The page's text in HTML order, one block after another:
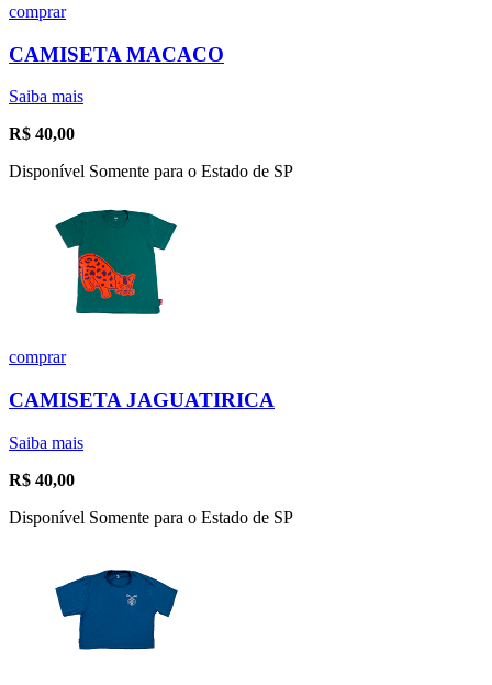
comprar
CAMISETA MACACO
Saiba mais
R$ 40,00
Disponível Somente para o Estado de SP
comprar
CAMISETA JAGUATIRICA
Saiba mais
R$ 40,00
Disponível Somente para o Estado de SP